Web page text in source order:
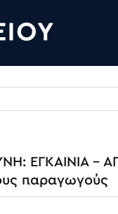
ΕΓΚΑΙΝΙΑ –
παραγωγούς